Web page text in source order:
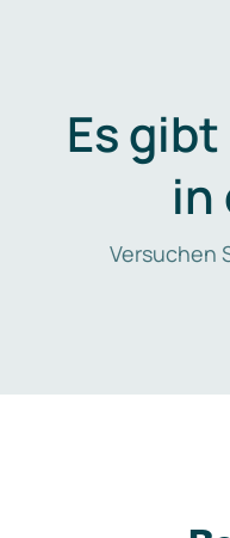
Es
in
Versuchen